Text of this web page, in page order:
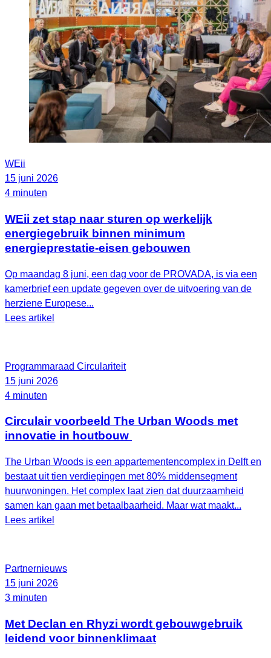
WEii
15 juni 2026
4 minuten
WEii zet stap naar sturen op werkelijk
energiegebruik binnen minimum
energieprestatie-eisen gebouwen
Op maandag 8 juni, een dag voor de PROVADA, is via een
kamerbrief een update gegeven over de uitvoering van de
herziene Europese...
Lees artikel
Programmaraad Circulariteit
15 juni 2026
4 minuten
Circulair voorbeeld The Urban Woods met
innovatie in houtbouw
The Urban Woods is een appartementencomplex in Delft en
bestaat uit tien verdiepingen met 80% middensegment
huurwoningen. Het complex laat zien dat duurzaamheid
samen kan gaan met betaalbaarheid. Maar wat maakt...
Lees artikel
Partnernieuws
15 juni 2026
3 minuten
Met Declan en Rhyzi wordt gebouwgebruik
leidend voor binnenklimaat